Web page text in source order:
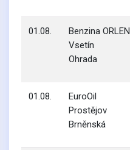
01.08.
Benzina ORLEN
Vsetín
Ohrada
01.08.
EuroOil
Prostějov
Brněnská